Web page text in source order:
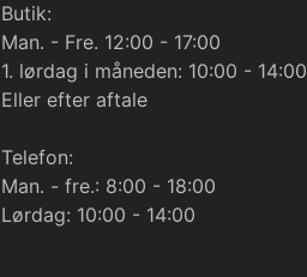
Butik:
Man. - Fre. 12:00 - 17:00
1. lørdag i måneden: 10:00 - 14:00
Eller efter aftale
Telefon:
Man. - fre.: 8:00 - 18:00
Lørdag: 10:00 - 14:00